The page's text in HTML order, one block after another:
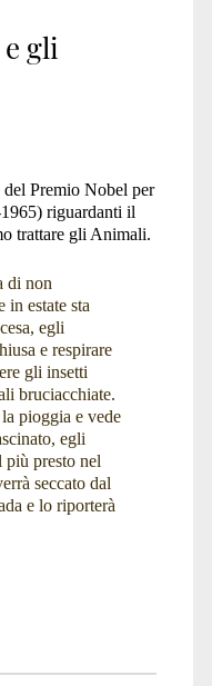
gli
Premio Nobel per
riguardanti il
trattare gli Animali.
di non
in estate sta
egli
e respirare
gli insetti
bruciacchiate.
pioggia e vede
egli
più presto nel
seccato dal
e lo riporterà